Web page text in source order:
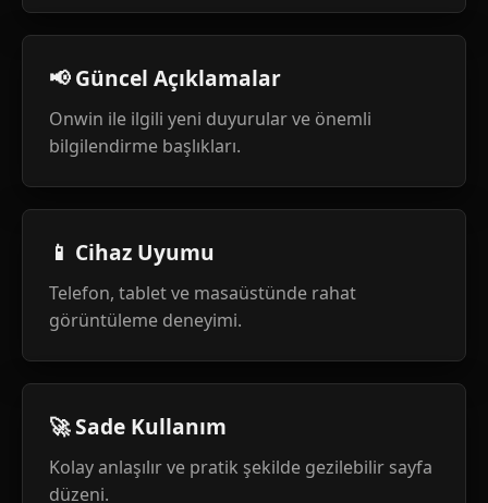
📢 Güncel Açıklamalar
Onwin ile ilgili yeni duyurular ve önemli
bilgilendirme başlıkları.
📱 Cihaz Uyumu
Telefon, tablet ve masaüstünde rahat
görüntüleme deneyimi.
🚀 Sade Kullanım
Kolay anlaşılır ve pratik şekilde gezilebilir sayfa
düzeni.